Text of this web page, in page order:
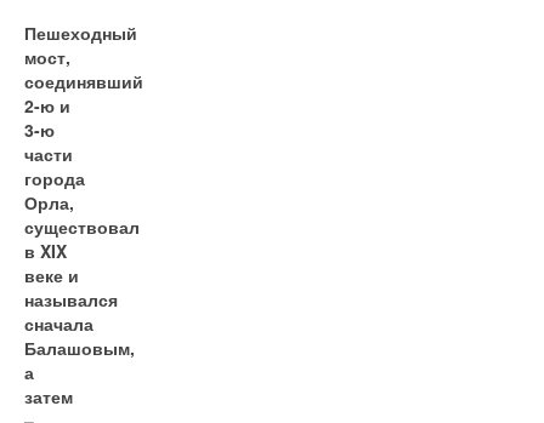
Пешеходный
мост,
соединявший
2-ю и
3-ю
части
города
Орла,
существовал
в XIX
веке и
назывался
сначала
Балашовым,
а
затем